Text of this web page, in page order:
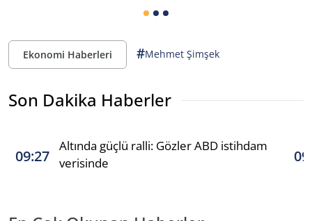
Ekonomi Haberleri #Mehmet Şimşek
Son Dakika Haberler
09:27
Altında güçlü ralli: Gözler ABD istihdam
verisinde